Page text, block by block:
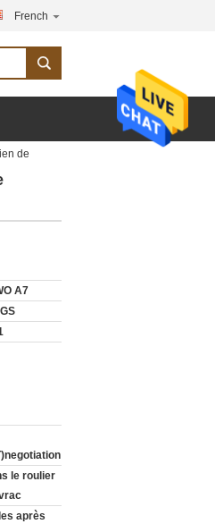
French
de
A7
le roulier
après